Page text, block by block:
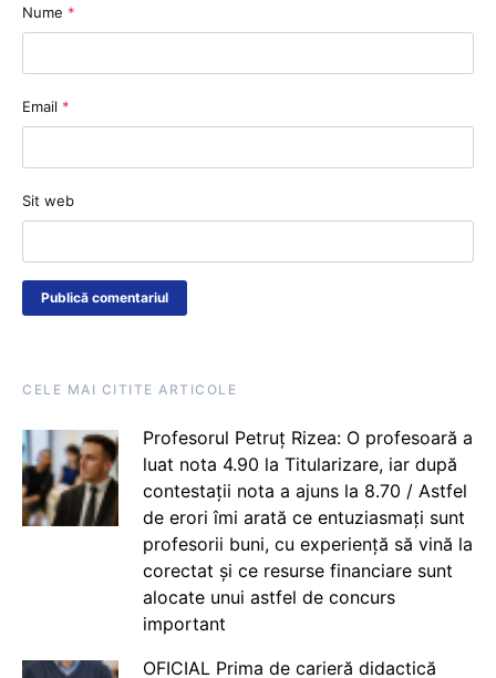
Nume *
Email *
Sit web
CELE MAI CITITE ARTICOLE
Profesorul Petruț Rizea: O profesoară a
luat nota 4.90 la Titularizare, iar după
contestații nota a ajuns la 8.70 / Astfel
de erori îmi arată ce entuziasmați sunt
profesorii buni, cu experiență să vină la
corectat și ce resurse financiare sunt
alocate unui astfel de concurs
important
OFICIAL Prima de carieră didactică